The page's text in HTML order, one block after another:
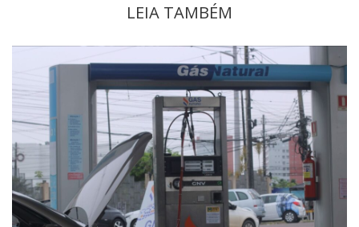
LEIA TAMBÉM